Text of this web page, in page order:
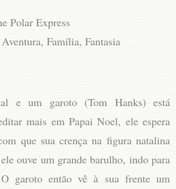
Polar Express
Família, Fantasia
e um garoto (Tom Hanks) está
mais em Papai Noel, ele espera
que sua crença na figura natalina
ouve um grande barulho, indo para
garoto então vê à sua frente um